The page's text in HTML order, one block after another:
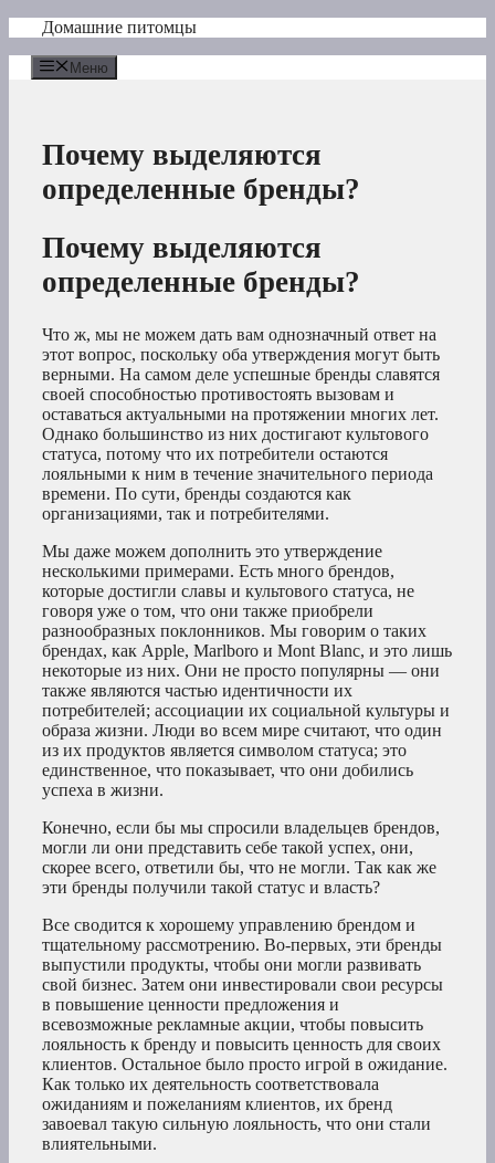
Перейти
содержимому
Домашние питомцы
Меню
Почему выделяются
определенные бренды?
Почему выделяются
определенные бренды?
Что ж, мы не можем дать вам однозначный ответ на
этот вопрос, поскольку оба утверждения могут быть
верными. На самом деле успешные бренды славятся
своей способностью противостоять вызовам и
оставаться актуальными на протяжении многих лет.
Однако большинство из них достигают культового
статуса, потому что их потребители остаются
лояльными к ним в течение значительного периода
времени. По сути, бренды создаются как
организациями, так и потребителями.
Мы даже можем дополнить это утверждение
несколькими примерами. Есть много брендов,
которые достигли славы и культового статуса, не
говоря уже о том, что они также приобрели
разнообразных поклонников. Мы говорим о таких
брендах, как Apple, Marlboro и Mont Blanc, и это лишь
некоторые из них. Они не просто популярны — они
также являются частью идентичности их
потребителей; ассоциации их социальной культуры и
образа жизни. Люди во всем мире считают, что один
из их продуктов является символом статуса; это
единственное, что показывает, что они добились
успеха в жизни.
Конечно, если бы мы спросили владельцев брендов,
могли ли они представить себе такой успех, они,
скорее всего, ответили бы, что не могли. Так как же
эти бренды получили такой статус и власть?
Все сводится к хорошему управлению брендом и
тщательному рассмотрению. Во-первых, эти бренды
выпустили продукты, чтобы они могли развивать
свой бизнес. Затем они инвестировали свои ресурсы
в повышение ценности предложения и
всевозможные рекламные акции, чтобы повысить
лояльность к бренду и повысить ценность для своих
клиентов. Остальное было просто игрой в ожидание.
Как только их деятельность соответствовала
ожиданиям и пожеланиям клиентов, их бренд
завоевал такую сильную лояльность, что они стали
влиятельными.